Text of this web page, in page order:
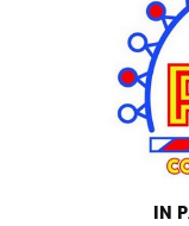
IN